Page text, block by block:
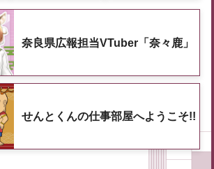
奈良県広報担当VTuber「奈々鹿」
せんとくんの仕事部屋へようこそ!!